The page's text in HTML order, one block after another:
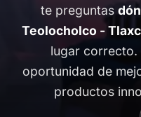
te preguntas
Teolocholco -
lugar correcto.
oportunidad de
productos